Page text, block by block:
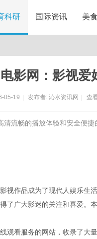
科研 国际资讯 美
影网：影视
05-19 发布者: 沁水资讯网 查
清流畅的播放体验和安全便
视作品成为了现代人娱乐生
了广大影迷的关注和喜爱。
观看服务的网站，收录了大